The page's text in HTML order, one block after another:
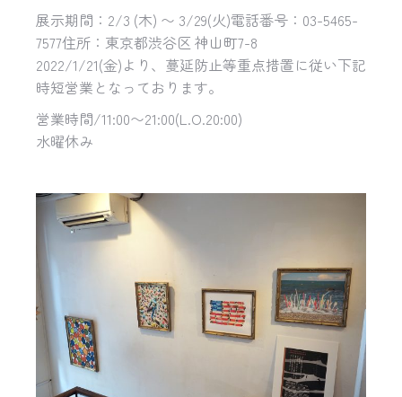
展示期間：2/3 (木) 〜 3/29(火)電話番号：03-5465-
7577住所：東京都渋谷区 神山町7-8
2022/1/21(金)より、蔓延防止等重点措置に従い下記
時短営業となっております。
営業時間/11:00〜21:00(L.O.20:00)
水曜休み